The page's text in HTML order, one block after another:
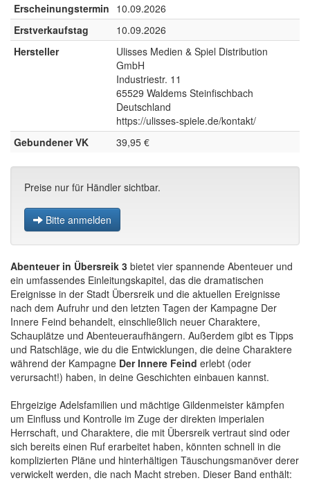
Erscheinungstermin 10.09.2026
Erstverkaufstag
10.09.2026
Hersteller
Ulisses Medien & Spiel Distribution
GmbH
Industriestr. 11
65529 Waldems Steinfischbach
Deutschland
https://ulisses-spiele.de/kontakt/
Gebundener VK
39,95 €
Preise nur für Händler sichtbar.
Bitte anmelden
Abenteuer in Übersreik 3 bietet vier spannende Abenteuer und
ein umfassendes Einleitungskapitel, das die dramatischen
Ereignisse in der Stadt Übersreik und die aktuellen Ereignisse
nach dem Aufruhr und den letzten Tagen der Kampagne Der
Innere Feind behandelt, einschließlich neuer Charaktere,
Schauplätze und Abenteueraufhängern. Außerdem gibt es Tipps
und Ratschläge, wie du die Entwicklungen, die deine Charaktere
während der Kampagne Der Innere Feind erlebt (oder
verursacht!) haben, in deine Geschichten einbauen kannst.
Ehrgeizige Adelsfamilien und mächtige Gildenmeister kämpfen
um Einfluss und Kontrolle im Zuge der direkten imperialen
Herrschaft, und Charaktere, die mit Übersreik vertraut sind oder
sich bereits einen Ruf erarbeitet haben, könnten schnell in die
komplizierten Pläne und hinterhältigen Täuschungsmanöver derer
verwickelt werden, die nach Macht streben. Dieser Band enthält: